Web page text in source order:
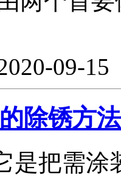
09-
除锈方法
是把需